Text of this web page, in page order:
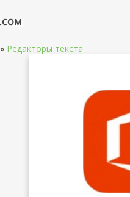
» Редакторы текста